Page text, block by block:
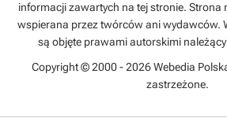
informacji zawartych na tej stronie. Strona
wspierana przez twórców ani wydawców.
są objęte prawami autorskimi
Copyright © 2000 - 2026 Webedia
zastrzeżone.